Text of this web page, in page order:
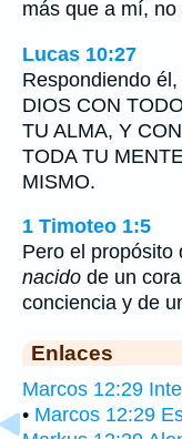
más que a mí,
Lucas 10:27
Respondiendo
DIOS CON
TU ALMA, Y
TODA TU
MISMO.
1 Timoteo 1:5
Pero el propósito
nacido de un
conciencia y de
Enlaces
Marcos 12:29
• Marcos 12:29